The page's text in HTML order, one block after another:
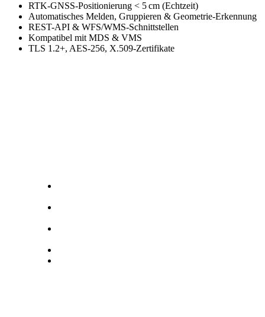
RTK-GNSS-Positionierung < 5 cm (Echtzeit)
Automatisches Melden, Gruppieren & Geometrie-Erkennung
REST-API & WFS/WMS-Schnittstellen
Kompatibel mit MDS & VMS
TLS 1.2+, AES-256, X.509-Zertifikate